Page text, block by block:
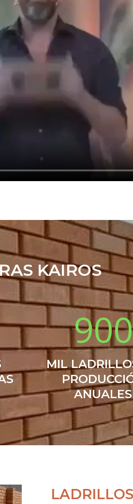
KAIROS
900
MIL
ANUALES